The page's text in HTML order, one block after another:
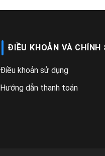
ĐIỀU KHOẢN VÀ CHÍNH
Điều khoản sử dụng
Hướng dẫn thanh toán